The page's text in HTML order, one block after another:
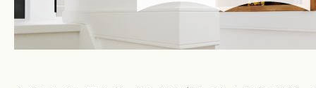
暮らしのメンテナンス